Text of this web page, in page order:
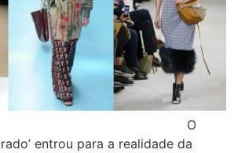
Zogbi O
entrou para a realidade da